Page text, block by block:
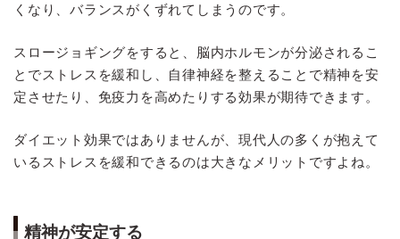
くなり、バランスがくずれてしまうのです。
スロージョギングをすると、脳内ホルモンが分泌されるこ
とでストレスを緩和し、自律神経を整えることで精神を安
定させたり、免疫力を高めたりする効果が期待できます。
ダイエット効果ではありませんが、現代人の多くが抱えて
いるストレスを緩和できるのは大きなメリットですよね。
精神が安定する